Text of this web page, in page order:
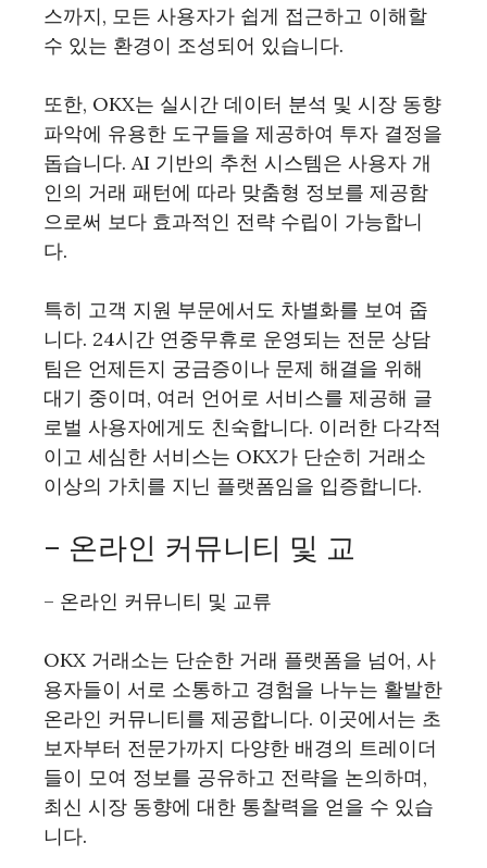
스까지, 모든 사용자가 쉽게 접근하고 이해할
수 있는 환경이 조성되어 있습니다.
또한, OKX는 실시간 데이터 분석 및 시장 동향
파악에 유용한 도구들을 제공하여 투자 결정을
돕습니다. AI 기반의 추천 시스템은 사용자 개
인의 거래 패턴에 따라 맞춤형 정보를 제공함
으로써 보다 효과적인 전략 수립이 가능합니
다.
특히 고객 지원 부문에서도 차별화를 보여 줍
니다. 24시간 연중무휴로 운영되는 전문 상담
팀은 언제든지 궁금증이나 문제 해결을 위해
대기 중이며, 여러 언어로 서비스를 제공해 글
로벌 사용자에게도 친숙합니다. 이러한 다각적
이고 세심한 서비스는 OKX가 단순히 거래소
이상의 가치를 지닌 플랫폼임을 입증합니다.
– 온라인 커뮤니티 및 교
– 온라인 커뮤니티 및 교류
OKX 거래소는 단순한 거래 플랫폼을 넘어, 사
용자들이 서로 소통하고 경험을 나누는 활발한
온라인 커뮤니티를 제공합니다. 이곳에서는 초
보자부터 전문가까지 다양한 배경의 트레이더
들이 모여 정보를 공유하고 전략을 논의하며,
최신 시장 동향에 대한 통찰력을 얻을 수 있습
니다.